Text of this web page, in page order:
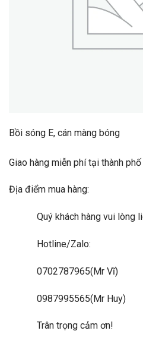
Bồi sóng E, cán màng bóng
Giao hàng miễn phí tại thành
Địa điểm mua hàng:
Quý khách hàng vui lòng
Hotline/Zalo:
0702787965(Mr Vĩ)
0987995565(Mr Huy)
Trân trọng cảm ơn!